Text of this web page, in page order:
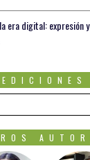
era digital: expresión
EDICIONES